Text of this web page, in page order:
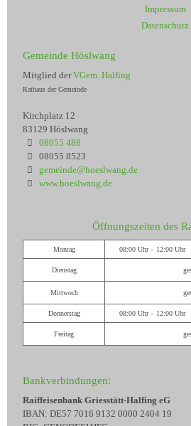
Impressum
Datenschutz
Gemeinde Höslwang
Mitglied derVGem. Halfing
Rathaus der Gemeinde
Kirchplatz 12
83129 Höslwang
08055 488
08055 8523
gemeinde@hoeslwang.de
www.hoeslwang.de
Öffnungszeiten des
Montag 08:00 Uhr – 12:00 Uhr
Dienstag
Mittwoch
Donnerstag 08:00 Uhr – 12:00 Uhr
Freitag
Bankverbindungen:
Raiffeisenbank Griesstätt-Halfing eG
IBAN: DE57 7016 9132 0000 2404 19